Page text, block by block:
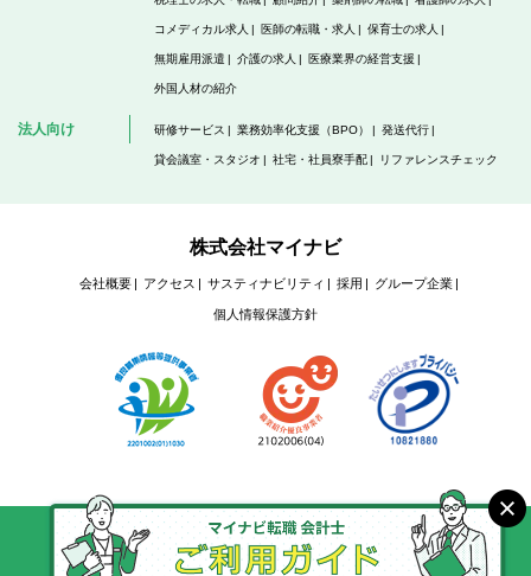
コメディカル求人 医師の転職・求人 保育士の求人
無期雇用派遣 介護の求人 医療業界の経営支援
外国人材の紹介
法人向け 研修サービス 業務効率化支援（BPO） 発送代行
貸会議室・スタジオ 社宅・社員寮手配 リファレンスチェック
株式会社マイナビ
会社概要 アクセス サスティナビリティ 採用 グループ企業
個人情報保護方針
Copyright © Mynavi Corporation